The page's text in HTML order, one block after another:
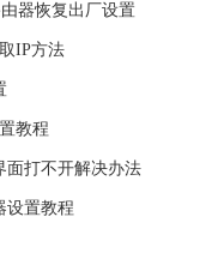
器恢复出厂设置
IP方法
教程
面打不开解决办法
设置教程